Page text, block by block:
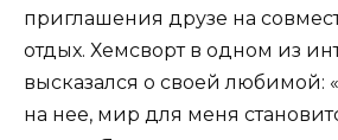
приглашения друзе на
отдых. Хемсворт в одном из
высказался о своей любимой:
на нее, мир для меня